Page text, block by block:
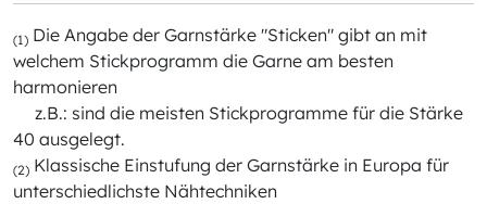
(1) Die Angabe der Garnstärke "Sticken" gibt an mit
welchem Stickprogramm die Garne am besten
harmonieren
z.B.: sind die meisten Stickprogramme für die Stärke
40 ausgelegt.
(2) Klassische Einstufung der Garnstärke in Europa für
unterschiedlichste Nähtechniken